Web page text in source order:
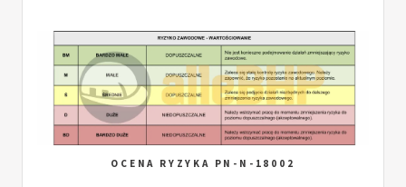
OCENA RYZYKA PN-N-18002